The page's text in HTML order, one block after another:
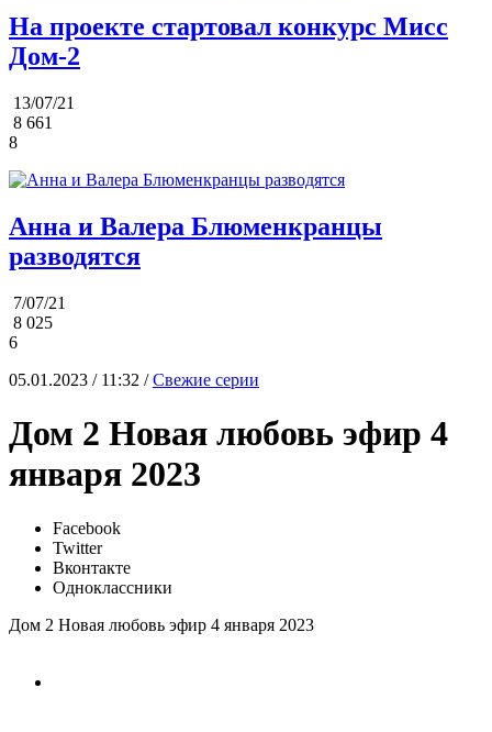
На проекте стартовал конкурс Мисс
Дом-2
13/07/21
8 661
8
Анна и Валера Блюменкранцы
разводятся
7/07/21
8 025
6
05.01.2023 / 11:32 /Свежие серии
Дом 2 Новая любовь эфир 4
января 2023
Facebook
Twitter
Вконтакте
Одноклассники
Дом 2 Новая любовь эфир 4 января 2023